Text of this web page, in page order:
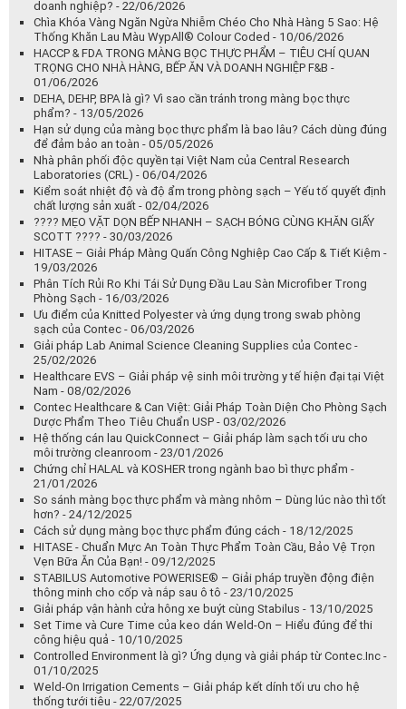
doanh nghiệp? - 22/06/2026
Chìa Khóa Vàng Ngăn Ngừa Nhiễm Chéo Cho Nhà Hàng 5 Sao: Hệ
Thống Khăn Lau Màu WypAll® Colour Coded - 10/06/2026
HACCP & FDA TRONG MÀNG BỌC THỰC PHẨM – TIÊU CHÍ QUAN
TRỌNG CHO NHÀ HÀNG, BẾP ĂN VÀ DOANH NGHIỆP F&B -
01/06/2026
DEHA, DEHP, BPA là gì? Vì sao cần tránh trong màng bọc thực
phẩm? - 13/05/2026
Hạn sử dụng của màng bọc thực phẩm là bao lâu? Cách dùng đúng
để đảm bảo an toàn - 05/05/2026
Nhà phân phối độc quyền tại Việt Nam của Central Research
Laboratories (CRL) - 06/04/2026
Kiểm soát nhiệt độ và độ ẩm trong phòng sạch – Yếu tố quyết định
chất lượng sản xuất - 02/04/2026
???? MẸO VẶT DỌN BẾP NHANH – SẠCH BÓNG CÙNG KHĂN GIẤY
SCOTT ???? - 30/03/2026
HITASE – Giải Pháp Màng Quấn Công Nghiệp Cao Cấp & Tiết Kiệm -
19/03/2026
Phân Tích Rủi Ro Khi Tái Sử Dụng Đầu Lau Sàn Microfiber Trong
Phòng Sạch - 16/03/2026
Ưu điểm của Knitted Polyester và ứng dụng trong swab phòng
sạch của Contec - 06/03/2026
Giải pháp Lab Animal Science Cleaning Supplies của Contec -
25/02/2026
Healthcare EVS – Giải pháp vệ sinh môi trường y tế hiện đại tại Việt
Nam - 08/02/2026
Contec Healthcare & Can Việt: Giải Pháp Toàn Diện Cho Phòng Sạch
Dược Phẩm Theo Tiêu Chuẩn USP - 03/02/2026
Hệ thống cán lau QuickConnect – Giải pháp làm sạch tối ưu cho
môi trường cleanroom - 23/01/2026
Chứng chỉ HALAL và KOSHER trong ngành bao bì thực phẩm -
21/01/2026
So sánh màng bọc thực phẩm và màng nhôm – Dùng lúc nào thì tốt
hơn? - 24/12/2025
Cách sử dụng màng bọc thực phẩm đúng cách - 18/12/2025
HITASE - Chuẩn Mực An Toàn Thực Phẩm Toàn Cầu, Bảo Vệ Trọn
Vẹn Bữa Ăn Của Bạn! - 09/12/2025
STABILUS Automotive POWERISE® – Giải pháp truyền động điện
thông minh cho cốp và nắp sau ô tô - 23/10/2025
Giải pháp vận hành cửa hông xe buýt cùng Stabilus - 13/10/2025
Set Time và Cure Time của keo dán Weld-On – Hiểu đúng để thi
công hiệu quả - 10/10/2025
Controlled Environment là gì? Ứng dụng và giải pháp từ Contec.Inc -
01/10/2025
Weld-On Irrigation Cements – Giải pháp kết dính tối ưu cho hệ
thống tưới tiêu - 22/07/2025